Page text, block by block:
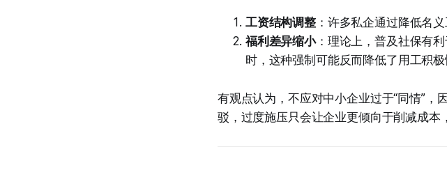
工资结构调整：许多私企通过降低名义
福利差异缩小：理论上，普及社保有
时，这种强制可能反而降低了用工积极
有观点认为，不应对中小企业过于“同情”，
驳，过度施压只会让企业更倾向于削减成本